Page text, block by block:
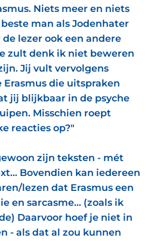
Niets meer en niets
man als Jodenhater
lezer ook een andere
zult denk ik niet beweren
Jij vult vervolgens
die uitspraken
jij blijkbaar in de psyche
Misschien roept
reacties op?"
zijn teksten - mét
Bovendien kan iedereen
lezen dat Erasmus een
en sarcasme... (zoals ik
Daarvoor hoef je niet in
- als dat al zou kunnen